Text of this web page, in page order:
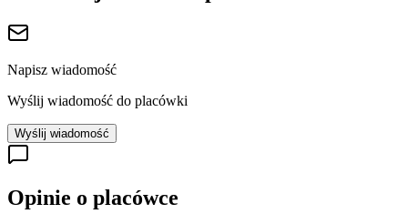
Napisz wiadomość
Wyślij wiadomość do placówki
Wyślij wiadomość
Opinie o placówce